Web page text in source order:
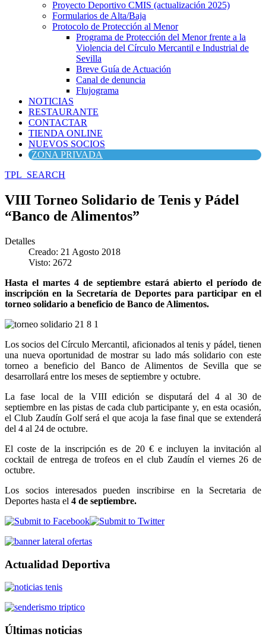
Proyecto Deportivo CMIS (actualización 2025)
Formularios de Alta/Baja
Protocolo de Protección al Menor
Programa de Protección del Menor frente a la
Violencia del Círculo Mercantil e Industrial de
Sevilla
Breve Guía de Actuación
Canal de denuncia
Flujograma
NOTICIAS
RESTAURANTE
CONTACTAR
TIENDA ONLINE
NUEVOS SOCIOS
ZONA PRIVADA
TPL_SEARCH
VIII Torneo Solidario de Tenis y Pádel
“Banco de Alimentos”
Detalles
Creado: 21 Agosto 2018
Visto: 2672
Hasta el martes 4 de septiembre estará abierto el período de
inscripción en la Secretaría de Deportes para participar en el
torneo solidario a beneficio de Banco de Alimentos.
Los socios del Círculo Mercantil, aficionados al tenis y pádel, tienen
una nueva oportunidad de mostrar su lado más solidario con este
torneo a beneficio del Banco de Alimentos de Sevilla que se
desarrollará entre los meses de septiembre y octubre.
La fase local de la VIII edición se disputará del 4 al 30 de
septiembre en las pistas de cada club participante y, en esta ocasión,
el Club Zaudín Golf será el que acoja la fase final que se extenderá
del 4 al 24 de octubre.
El coste de la inscripción es de 20 € e incluyen la invitación al
cocktail de entrega de trofeos en el club Zaudín el viernes 26 de
octubre.
Los socios interesados pueden inscribirse en la Secretaria de
Deportes hasta el 4 de septiembre.
Actualidad Deportiva
Últimas noticias